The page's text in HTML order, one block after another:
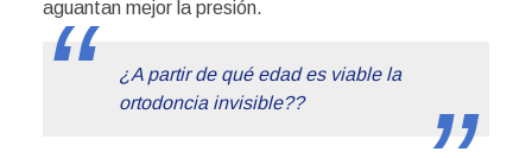
aguantan mejor la presión.
¿A partir de qué edad es viable la
ortodoncia invisible??